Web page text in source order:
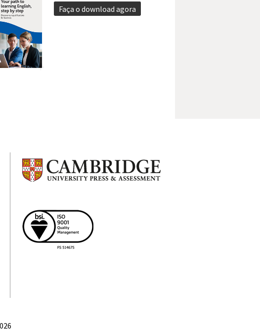
Faça o download agora